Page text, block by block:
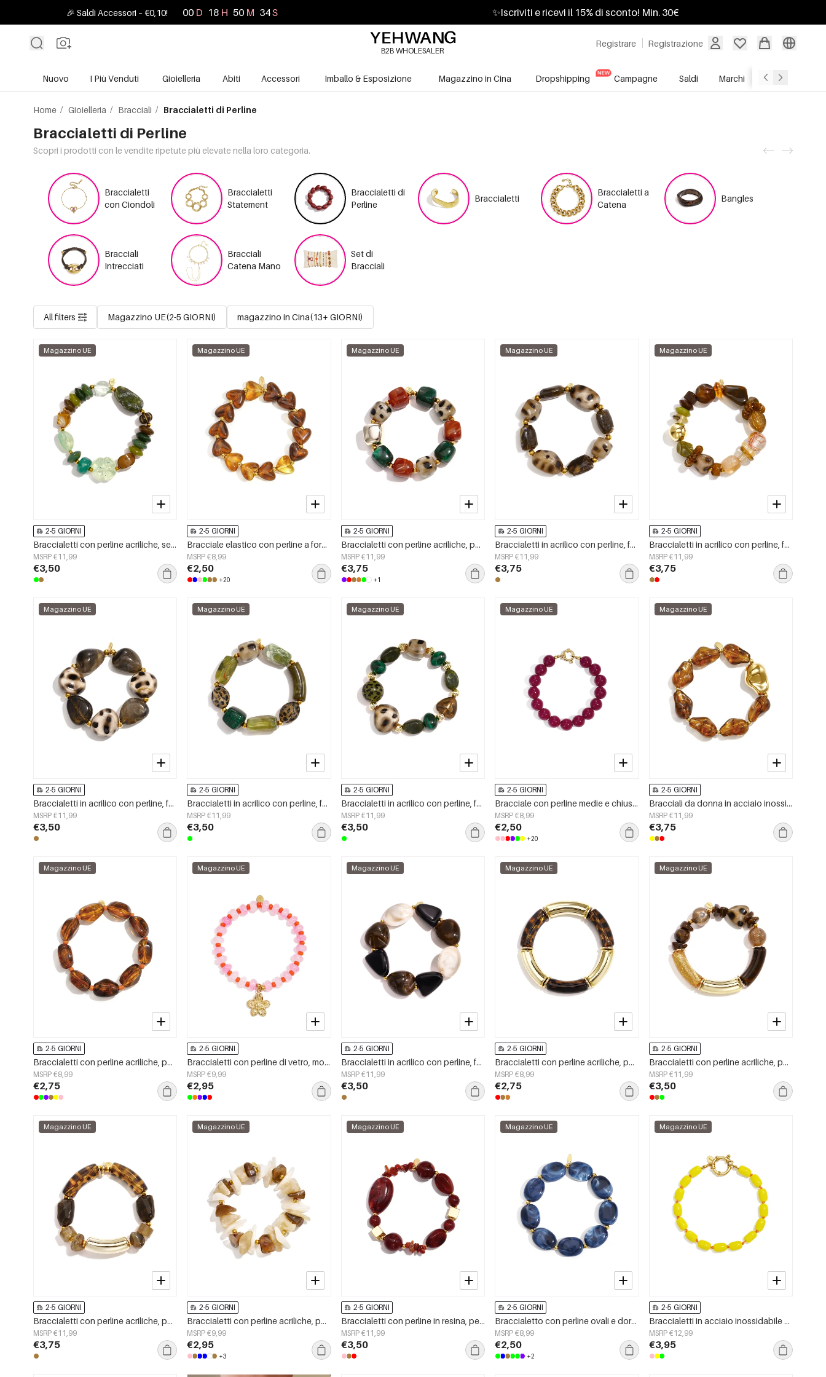
🎉 Saldi Accessori – €0,10! 00 D 18 H 50 M 33S ✨Iscriviti e ricevi il 15% di sconto! Min. 30€
Registrare Registrazione
B2B WHOLESALER
Nuovo I Più Venduti Gioielleria Abiti Accessori Imballo & Esposizione Magazzino in Cina Dropshipping Campagne Saldi Marchi Servizio
Home / Gioielleria / Bracciali / Braccialetti di Perline
Braccialetti di Perline
Scopri i prodotti con le vendite ripetute più elevate nella loro categoria.
Braccialetti
con Ciondoli
Braccialetti
Statement
Braccialetti di
Perline
Braccialetti
Braccialetti a
Catena
Bangles
Bracciali
Intrecciati
Bracciali
Catena Mano
Set di
Bracciali
All filters Magazzino UE(2-5 GIORNI) magazzino in Cina(13+ GIORNI)
Magazzino UE
2-5 GIORNI
Braccialetti con perline acriliche, serie casual e semplice per tutti i giorni, gioielli da donna.
MSRP €11,99
€3,50
Magazzino UE
2-5 GIORNI
Bracciale elastico con perline a forma di cuore
MSRP €8,99
€2,50
+20
Magazzino UE
2-5 GIORNI
Braccialetti con perline acriliche, perline semplici, serie Simple Daily, gioielli da donna
MSRP €11,99
€3,75
+1
Magazzino UE
2-5 GIORNI
Braccialetti in acrilico con perline, forma irregolare, semplici, per tutti i giorni, serie Simple, gioielli da donna
MSRP €11,99
€3,75
Magazzino UE
2-5 GIORNI
Braccialetti in acrilico con perline, forma irregolare, semplici, per tutti i giorni, serie Simple, gioielli da donna
MSRP €11,99
€3,75
Magazzino UE
2-5 GIORNI
Braccialetti in acrilico con perline, forma irregolare, semplici, per tutti i giorni, serie Simple, gioielli da donna
MSRP €11,99
€3,50
Magazzino UE
2-5 GIORNI
Braccialetti in acrilico con perline, forma irregolare, semplici, per tutti i giorni, serie Simple, gioielli da donna
MSRP €11,99
€3,50
Magazzino UE
2-5 GIORNI
Braccialetti in acrilico con perline, forma irregolare, semplici, per tutti i giorni, serie Simple, gioielli da donna
MSRP €11,99
€3,50
Magazzino UE
2-5 GIORNI
Bracciale con perline medie e chiusura frontale - 12 mm
MSRP €8,99
€2,50
+20
Magazzino UE
2-5 GIORNI
Bracciali da donna in acciaio inossidabile con perline, forma irregolare, casual, semplici, per tutti i giorni.
MSRP €11,99
€3,75
Magazzino UE
2-5 GIORNI
Braccialetti con perline acriliche, perline semplici, serie Simple Daily, gioielli da donna
MSRP €8,99
€2,75
Magazzino UE
2-5 GIORNI
Braccialetti con perline di vetro, modello floreale, casual, per tutti i giorni, semplici, gioielli da donna
MSRP €9,99
€2,95
Magazzino UE
2-5 GIORNI
Braccialetti in acrilico con perline, forma irregolare, semplici, per tutti i giorni, serie Simple, gioielli da donna
MSRP €11,99
€3,50
Magazzino UE
2-5 GIORNI
Braccialetti con perline acriliche, perline semplici, serie Simple Daily, gioielli da donna
MSRP €8,99
€2,75
Magazzino UE
2-5 GIORNI
Braccialetti con perline acriliche, perline semplici, serie Simple Daily, gioielli da donna
MSRP €11,99
€3,50
Magazzino UE
2-5 GIORNI
Braccialetti con perline acriliche, perline semplici, serie Simple Daily, gioielli da donna
MSRP €11,99
€3,75
Magazzino UE
2-5 GIORNI
Braccialetti con perline acriliche, perline semplici, serie Simple Daily, gioielli da donna
MSRP €9,99
€2,95
+3
Magazzino UE
2-5 GIORNI
Braccialetti con perline in resina, perline, serie Sweet Daily Romantic, gioielli da donna
MSRP €11,99
€3,50
Magazzino UE
2-5 GIORNI
Braccialetto con perline ovali e dorate
MSRP €8,99
€2,50
+2
Magazzino UE
2-5 GIORNI
Braccialetti in acciaio inossidabile con perline, tinta unita, semplici, per tutti i giorni, serie Simple, gioielli da donna
MSRP €12,99
€3,95